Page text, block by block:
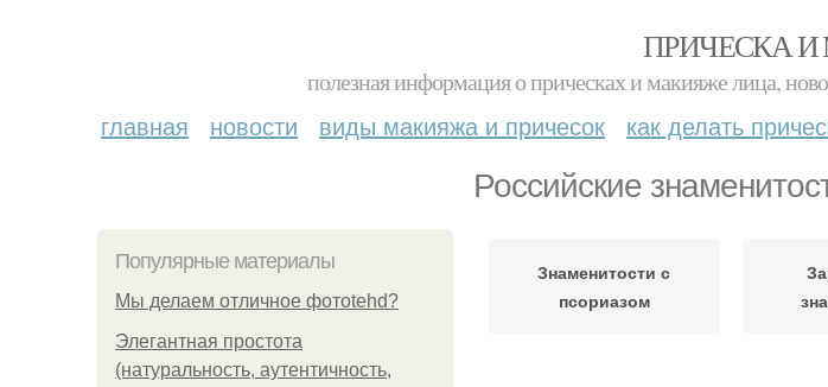
ПРИЧЕСКА
полезная информация о прическах и макияже лица,
главная новости виды макияжа и причесок как делать
Российские
Популярные материалы
Мы делаем отличное фотоtehd?
Элегантная простота
(натуральность, аутентичность,
Знаменитости с
псориазом